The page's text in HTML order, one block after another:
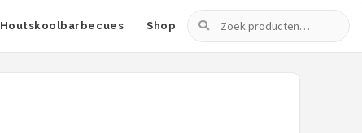
Houtskoolbarbecues Shop
Zoeken